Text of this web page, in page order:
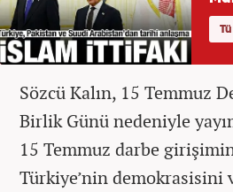
Sözcü Kalın, 15 Temmuz
Birlik Günü nedeniyle
15 Temmuz darbe
Türkiye’nin demokrasisini